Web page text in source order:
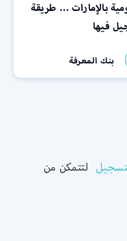
بالإمارات … طريقة
فيها
بنك المعرفة
لتتمكن من